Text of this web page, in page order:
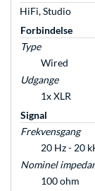
HiFi, Studio
Forbindelse
Type
Wired
Udgange
1x XLR
Signal
Frekvensgang
20 Hz - 20
Nominel
100 ohm